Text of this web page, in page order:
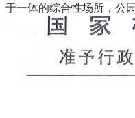
于一体的综合性场所，公